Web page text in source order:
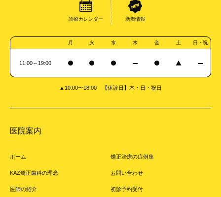
診療カレンダー 新着情報
月 火 水 木 金 土 日・祝
11:00～19:00
▲10:00〜18:00 【休診日】木・日・祝日
医院案内
ホーム
KAZ矯正歯科の理念
医師の紹介
矯正治療の症例集
お問い合わせ
初診予約受付